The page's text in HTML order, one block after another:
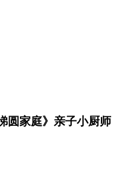
圆家庭》亲子小厨师